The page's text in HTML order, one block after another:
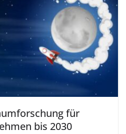
für
bis 2030